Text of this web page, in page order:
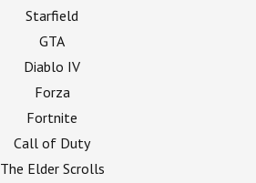
Starfield
GTA
Diablo IV
Forza
Fortnite
Call of Duty
The Elder Scrolls